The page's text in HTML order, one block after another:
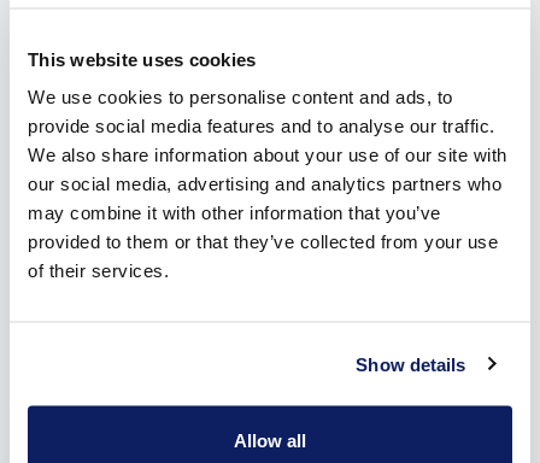
This website uses cookies
We use cookies to personalise content and ads, to
provide social media features and to analyse our traffic.
We also share information about your use of our site with
our social media, advertising and analytics partners who
may combine it with other information that you’ve
provided to them or that they’ve collected from your use
of their services.
Show details
Allow all
rolluikenin Steenokkerzeel: voorzetrolluiken,
opbouwrolluiken en inbouwrolluiken.
Voorzetrolluiken zijn ideaal als je breek- en kapwerk wil
vermijden. Je plaatst ze eenvoudig voor de ramen,
waardoor er geen perforatie van de binnenmuur nodig is.
Het energiepeil van je woning wordt op die manier niet
beïnvloed.
Opbouwrolluiken daarentegen gaan naadloos op in je
zichtbaar. Ze zijn bovendien zo ontworpen dat je nog
Zie je liever helemaal niks van je rolluiken, dan zijn